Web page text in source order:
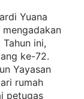
Yuana
ini,
ke-72.
Yayasan
rumah
petugas